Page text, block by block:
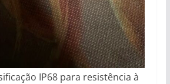
IP68 para resistência à